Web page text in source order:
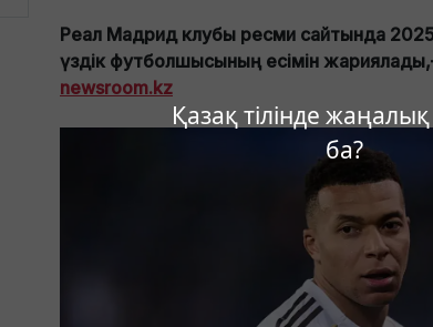
Қазақ тілінде
ба?
Реал Мадрид клубы ресми сайтында
үздік футболшысының есімін
newsroom.kz